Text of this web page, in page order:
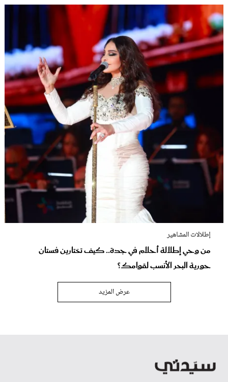
إطلالات المشاهير
من وحي إطلالة أحلام في جدة.. كيف تختارين فستان
حورية البحر الأنسب لقوامك؟
عرض المزيد